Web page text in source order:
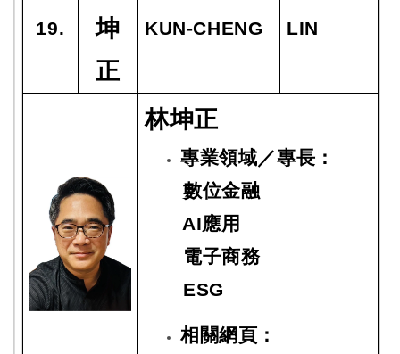
19.
坤
正
KUN-CHENG LIN
林坤正
專業領域／專長：
數位金融
AI應用
電子商務
ESG
相關網頁：